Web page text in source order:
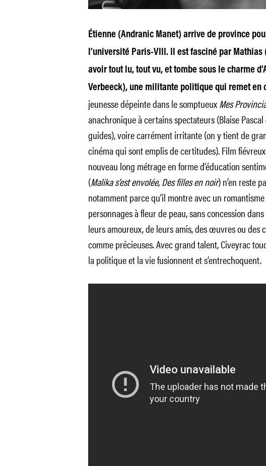
Étienne (Andranic Manet) arrive de province
l’université Paris-VIII. Il est fasciné par
avoir tout lu, tout vu, et tombe sous le charme
Verbeeck), une militante politique qui remet en
jeunesse dépeinte dans le somptueuxMes
anachronique à certains spectateurs (Blaise
guides), voire carrément irritante (on y tient de
cinéma qui sont emplis de certitudes). Film
nouveau long métrage en forme d’éducation
(Malika s’est envolée,Des filles en noir) n’en reste
notamment parce qu’il montre avec un
personnages à fleur de peau, sans concession
leurs amoureux, de leurs amis, des œuvres ou des
comme précieuses. Avec grand talent, Civeyrac
la politique et la vie fusionnent et s’entrechoquent.